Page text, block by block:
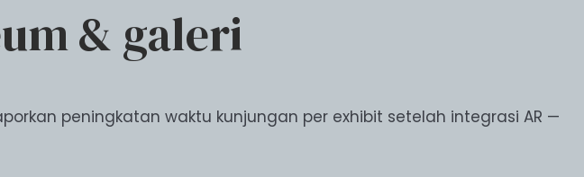
& galeri
peningkatan waktu kunjungan per exhibit setelah integrasi AR —